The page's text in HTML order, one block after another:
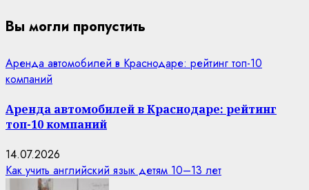
Вы могли пропустить
Аренда автомобилей в Краснодаре: рейтинг топ-10
компаний
Аренда автомобилей в Краснодаре: рейтинг
топ-10 компаний
14.07.2026
Как учить английский язык детям 10–13 лет